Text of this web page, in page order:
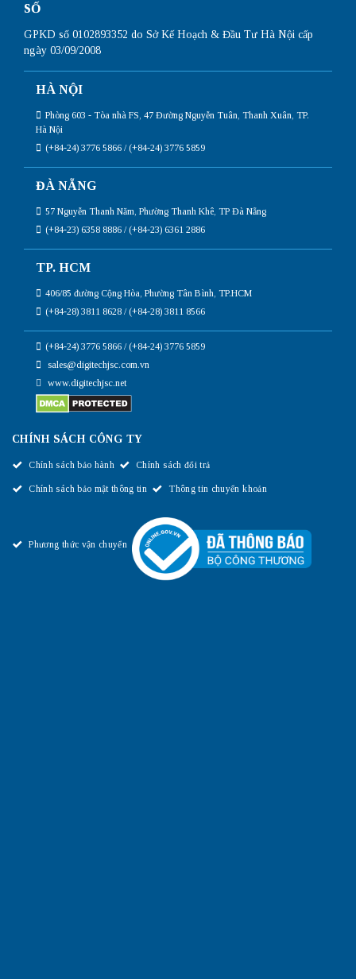
SỐ
GPKD số 0102893352 do Sở Kế Hoạch & Đầu Tư Hà Nội cấp
ngày 03/09/2008
HÀ NỘI
Phòng 603 - Tòa nhà FS, 47 Đường Nguyễn Tuân, Thanh Xuân, TP.
Hà Nội
(+84-24) 3776 5866 / (+84-24) 3776 5859
ĐÀ NẴNG
57 Nguyễn Thanh Năm, Phường Thanh Khê, TP Đà Nẵng
(+84-23) 6358 8886 / (+84-23) 6361 2886
TP. HCM
406/85 đường Cộng Hòa, Phường Tân Bình, TP.HCM
(+84-28) 3811 8628 / (+84-28) 3811 8566
(+84-24) 3776 5866 / (+84-24) 3776 5859
sales@digitechjsc.com.vn
www.digitechjsc.net
CHÍNH SÁCH CÔNG TY
Chính sách bảo hành Chính sách đổi trả
Chính sách bảo mật thông tin Thông tin chuyển khoản
Phương thức vận chuyển